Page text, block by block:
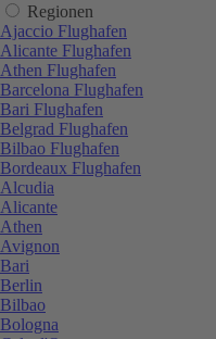
Regionen
Ajaccio Flughafen
Alicante Flughafen
Athen Flughafen
Barcelona Flughafen
Bari Flughafen
Belgrad Flughafen
Bilbao Flughafen
Bordeaux Flughafen
Alcudia
Alicante
Athen
Avignon
Bari
Berlin
Bilbao
Bologna